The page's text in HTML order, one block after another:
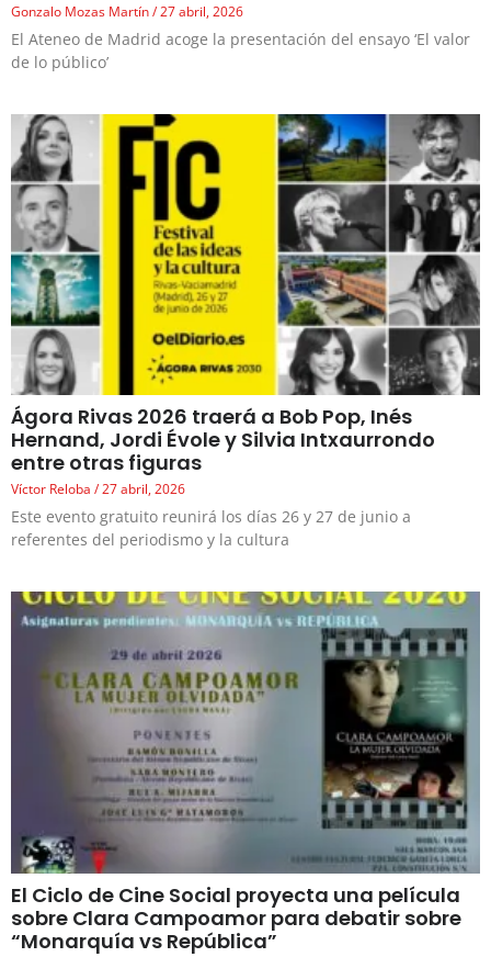
Gonzalo Mozas Martín 27 abril, 2026
El Ateneo de Madrid acoge la presentación del ensayo ‘El valor
de lo público’
Ágora Rivas 2026 traerá a Bob Pop, Inés
Hernand, Jordi Évole y Silvia Intxaurrondo
entre otras figuras
Víctor Reloba 27 abril, 2026
Este evento gratuito reunirá los días 26 y 27 de junio a
referentes del periodismo y la cultura
El Ciclo de Cine Social proyecta una película
sobre Clara Campoamor para debatir sobre
“Monarquía vs República”